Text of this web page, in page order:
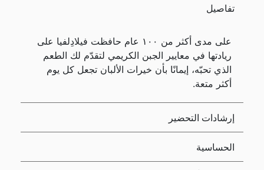
تفاصيل
على مدى أكثر من ١٠٠ عام حافظت فيلادِلفيا على
ريادتها في معايير الجبن الكريمي لتقدّم لك الطعم
الذي تحبّه، إيمانًا بأن خيرات الألبان تجعل كل يوم
أكثر متعة.
إرشادات التحضير
الحساسية